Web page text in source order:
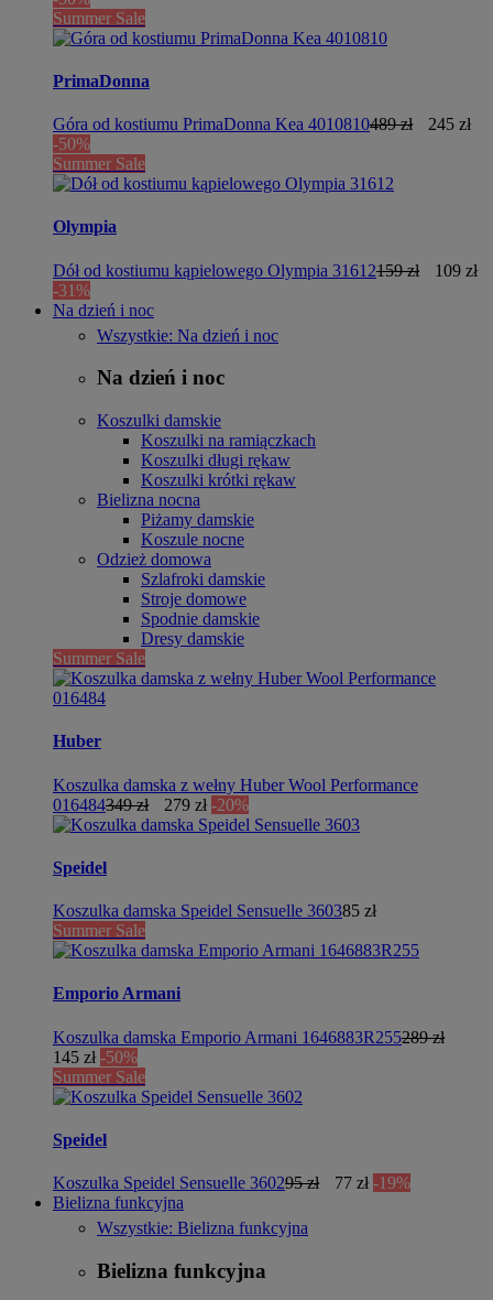
Summer Sale
PrimaDonna
Góra od kostiumu PrimaDonna Kea 4010810489 zł
245 zł
-50%
Summer Sale
Olympia
Dół od kostiumu kąpielowego Olympia 31612159 zł
109 zł
-31%
Na dzień i noc
Wszystkie: Na dzień i noc
Na dzień i noc
Koszulki damskie
Koszulki na ramiączkach
Koszulki długi rękaw
Koszulki krótki rękaw
Bielizna nocna
Piżamy damskie
Koszule nocne
Odzież domowa
Szlafroki damskie
Stroje domowe
Spodnie damskie
Dresy damskie
Summer Sale
Huber
Koszulka damska z wełny Huber Wool Performance
016484349 zł 279 zł -20%
Speidel
Koszulka damska Speidel Sensuelle 360385 zł
Summer Sale
Emporio Armani
Koszulka damska Emporio Armani 1646883R255289 zł
145 zł -50%
Summer Sale
Speidel
Koszulka Speidel Sensuelle 360295 zł 77 zł -19%
Bielizna funkcyjna
Wszystkie: Bielizna funkcyjna
Bielizna funkcyjna